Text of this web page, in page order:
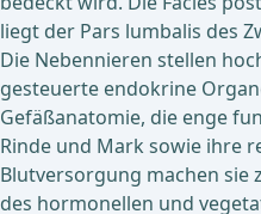
liegt der Pars lumbalis des
Die Nebennieren stellen
gesteuerte endokrine
Gefäßanatomie, die enge
Rinde und Mark sowie ihre
Blutversorgung machen sie
des hormonellen und